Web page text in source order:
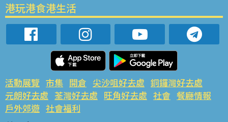
港玩港食港生活
活動展覽 市集 開倉 尖沙咀好去處 銅鑼灣好去處
元朗好去處 荃灣好去處 旺角好去處 社會 餐廳情報
戶外郊遊 社會福利